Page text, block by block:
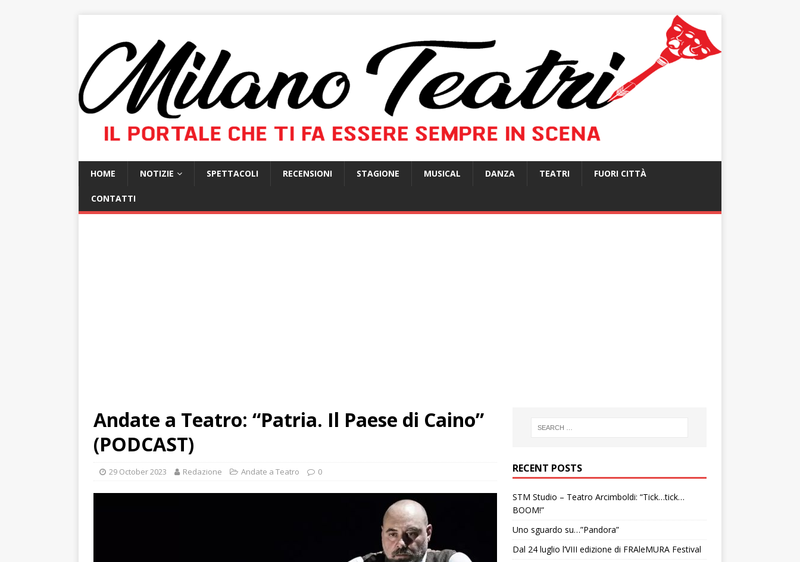
HOME NOTIZIE SPETTACOLI RECENSIONI STAGIONE MUSICAL DANZA TEATRI FUORI CITTÀ
CONTATTI
Andate a Teatro: “Patria. Il Paese di Caino”
(PODCAST)
29 October 2023 Redazione Andate a Teatro 0 RECENT POSTS
STM Studio – Teatro Arcimboldi: “Tick…tick…
BOOM!”
Uno sguardo su…”Pandora”
Dal 24 luglio l’VIII edizione di FRAleMURA Festival